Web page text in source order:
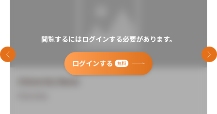
閲覧するにはログインする必要があります。
ログインする 無料
前のスライド 次